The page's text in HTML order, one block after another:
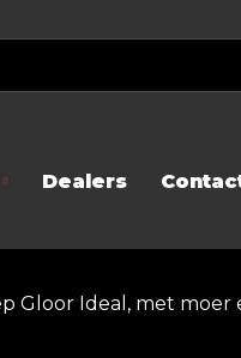
Dealers
Gloor Ideal, met moer